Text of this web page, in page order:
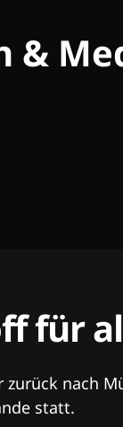
&
für
nach
statt.